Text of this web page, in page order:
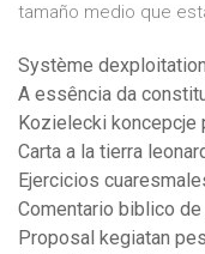
tamaño medio que
Système
A essência da
Kozielecki koncepcje
Carta a la tierra
Ejercicios
Comentario biblico
Proposal kegiatan